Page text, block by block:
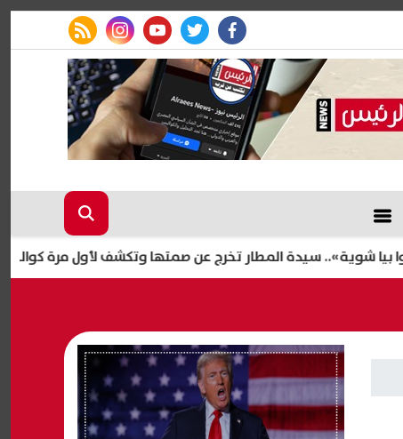
facebook
twitter
youtube
instagram
rss feed
سيدة المطار تخرج عن صمتها وتكشف لأول مرة كواليس أزمتها